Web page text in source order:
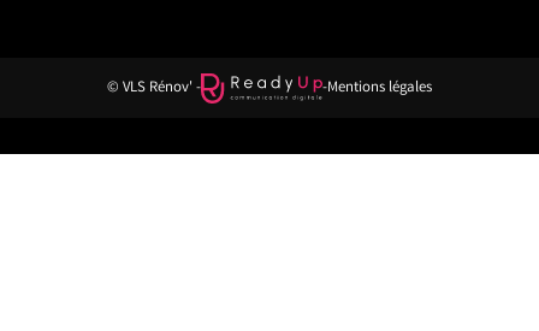
© VLS Rénov' - -Mentions légales